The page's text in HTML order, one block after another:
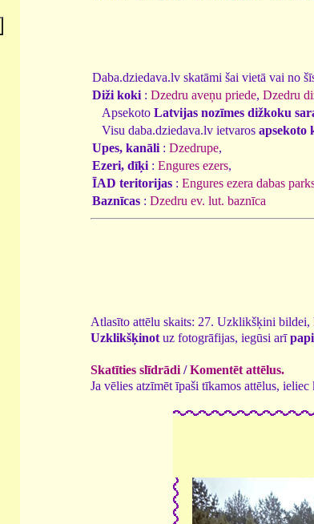
Daba.dziedava.lv skatāmi šai vietā vai no
Diži koki : Dzedru aveņu priede, Dzedru
Apsekoto Latvijas nozīmes dižkoku
Visu daba.dziedava.lv ietvaros apsekoto
Upes, kanāli : Dzedrupe,
Ezeri, dīķi : Engures ezers,
ĪAD teritorijas : Engures ezera dabas
Baznīcas : Dzedru ev. lut. baznīca
Atlasīto attēlu skaits: 27. Uzklikšķini bildei,
Uzklikšķinot uz fotogrāfijas, iegūsi arī
Skatīties slīdrādi /Komentēt attēlus.
Ja vēlies atzīmēt īpaši tīkamos attēlus,